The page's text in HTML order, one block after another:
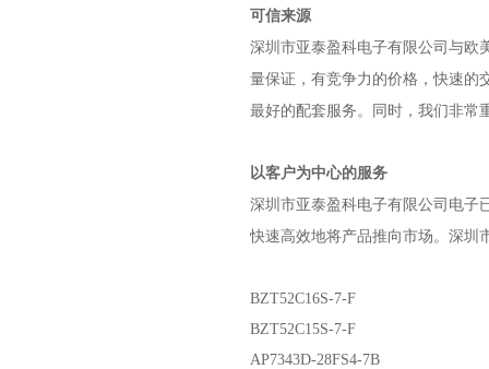
可信来源
深圳市亚泰盈科电子有限公司与欧
量保证，有竞争力的价格，快速的
最好的配套服务。同时，我们非常
以客户为中心的服务
深圳市亚泰盈科电子有限公司 电子
快速高效地将产品推向市场。深圳
BZT52C16S-7-F
BZT52C15S-7-F
AP7343D-28FS4-7B